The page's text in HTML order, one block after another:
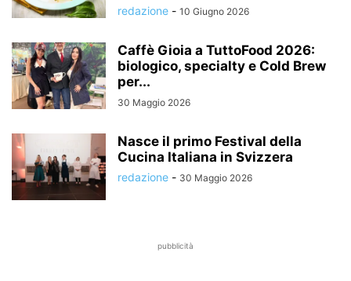
redazione - 10 Giugno 2026
Caffè Gioia a TuttoFood 2026:
biologico, specialty e Cold Brew
per...
30 Maggio 2026
Nasce il primo Festival della
Cucina Italiana in Svizzera
redazione - 30 Maggio 2026
pubblicità